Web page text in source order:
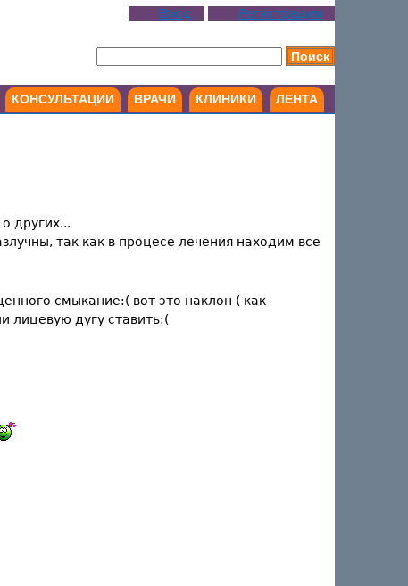
Вход Регистрация
КОНСУЛЬТАЦИИ ВРАЧИ КЛИНИКИ ЛЕНТА
других...
так как в процесе лечения находим все
смыкание:( вот это наклон ( как
лицевую дугу ставить:(